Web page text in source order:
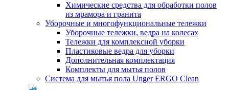
Химические средства для обработки полов
из мрамора и гранита
Уборочные и многофункциональные тележки
Уборочные тележки, ведра на колесах
Тележки для комплексной уборки
Пластиковые ведра для уборки
Дополнительная комплектация
Комплекты для мытья полов
Система для мытья пола Unger ERGO Clean